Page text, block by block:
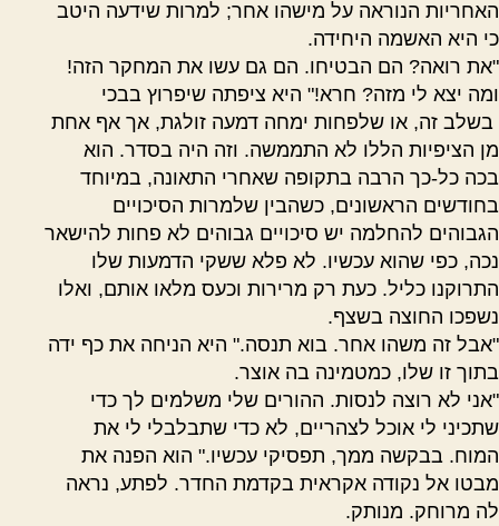
האחריות הנוראה על מישהו אחר; למרות שידעה היטב
כי היא האשמה היחידה.
"את רואה? הם הבטיחו. הם גם עשו את המחקר הזה!
ומה יצא לי מזה? חרא!" היא ציפתה שיפרוץ בבכי
בשלב זה, או שלפחות ימחה דמעה זולגת, אך אף אחת
מן הציפיות הללו לא התממשה. וזה היה בסדר. הוא
בכה כל-כך הרבה בתקופה שאחרי התאונה, במיוחד
בחודשים הראשונים, כשהבין שלמרות הסיכויים
הגבוהים להחלמה יש סיכויים גבוהים לא פחות להישאר
נכה, כפי שהוא עכשיו. לא פלא ששקי הדמעות שלו
התרוקנו כליל. כעת רק מרירות וכעס מלאו אותם, ואלו
נשפכו החוצה בשצף.
"אבל זה משהו אחר. בוא תנסה." היא הניחה את כף ידה
בתוך זו שלו, כמטמינה בה אוצר.
"אני לא רוצה לנסות. ההורים שלי משלמים לך כדי
שתכיני לי אוכל לצהריים, לא כדי שתבלבלי לי את
המוח. בבקשה ממך, תפסיקי עכשיו." הוא הפנה את
מבטו אל נקודה אקראית בקדמת החדר. לפתע, נראה
לה מרוחק. מנותק.